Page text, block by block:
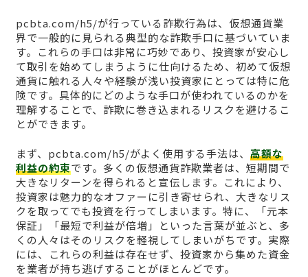
pcbta.com/h5/が行っている詐欺行為は、仮想通貨業
界で一般的に見られる典型的な詐欺手口に基づいていま
す。これらの手口は非常に巧妙であり、投資家が安心し
て取引を始めてしまうように仕向けるため、初めて仮想
通貨に触れる人々や経験が浅い投資家にとっては特に危
険です。具体的にどのような手口が使われているのかを
理解することで、詐欺に巻き込まれるリスクを避けるこ
とができます。
まず、pcbta.com/h5/がよく使用する手法は、 高額な
利益の約束です。多くの仮想通貨詐欺業者は、短期間で
大きなリターンを得られると宣伝します。これにより、
投資家は魅力的なオファーに引き寄せられ、大きなリス
クを取ってでも投資を行ってしまいます。特に、「元本
保証」「最短で利益が倍増」といった言葉が並ぶと、多
くの人々はそのリスクを軽視してしまいがちです。実際
には、これらの利益は存在せず、投資家から集めた資金
を業者が持ち逃げすることがほとんどです。